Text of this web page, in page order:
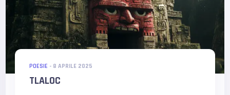
POESIE - 8 APRILE 2025
TLALOC